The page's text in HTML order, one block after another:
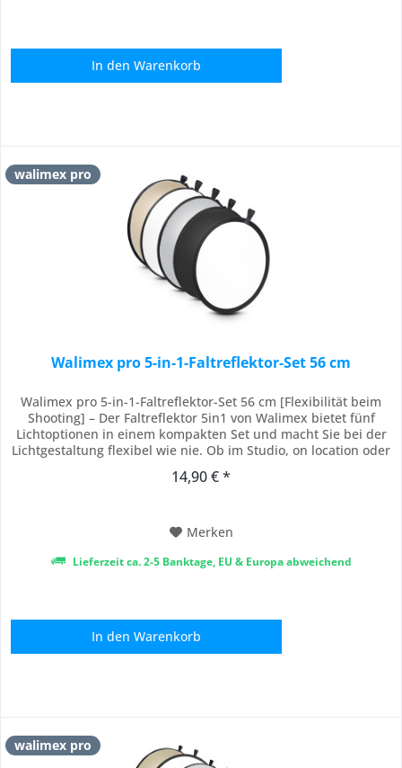
In den Warenkorb
walimex pro
Walimex pro 5-in-1-Faltreflektor-Set 56 cm
Walimex pro 5-in-1-Faltreflektor-Set 56 cm [Flexibilität beim
Shooting] – Der Faltreflektor 5in1 von Walimex bietet fünf
Lichtoptionen in einem kompakten Set und macht Sie bei der
Lichtgestaltung flexibel wie nie. Ob im Studio, on location oder
auf jede Lichtsituation professionell und effizient.
14,90 € *
Merken
Lieferzeit ca. 2-5 Banktage, EU & Europa abweichend
In den Warenkorb
walimex pro